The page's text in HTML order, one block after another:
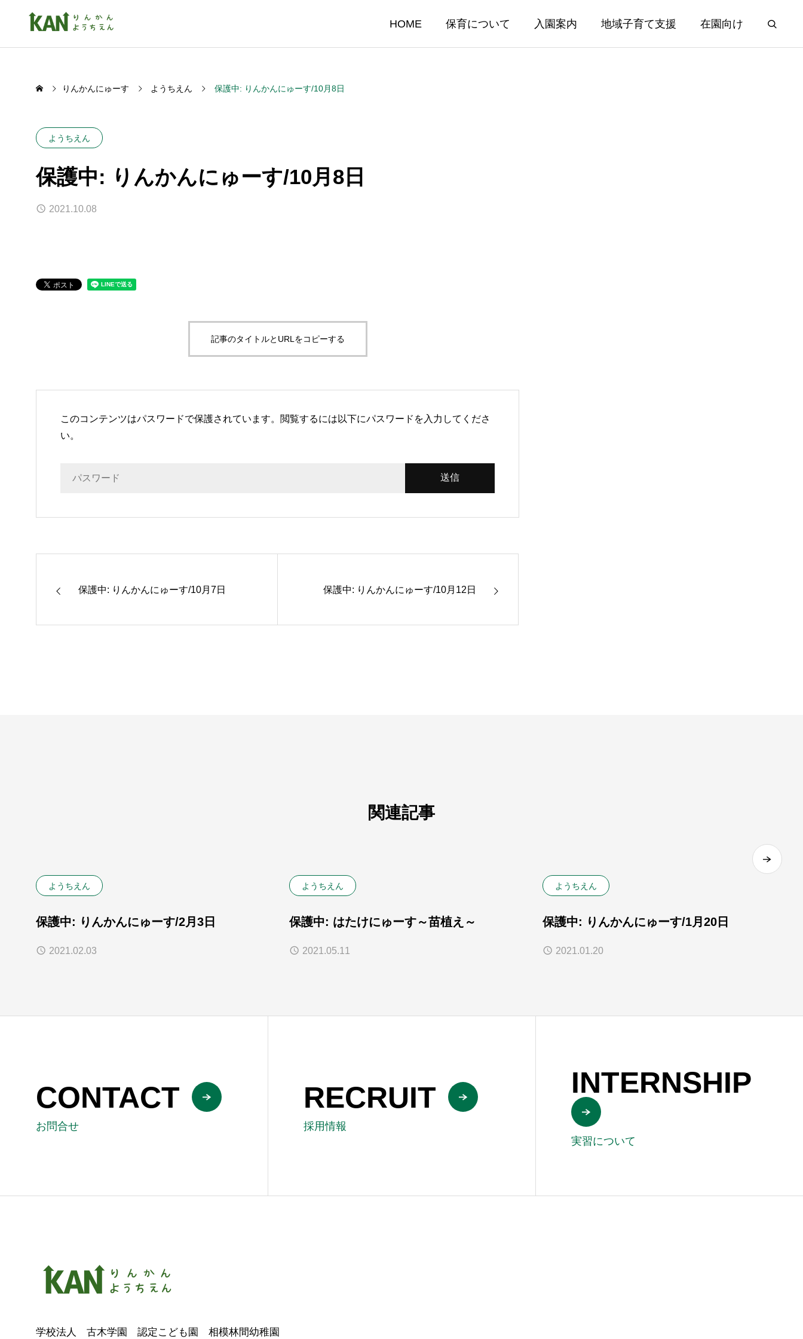
HOME 保育について 入園案内 地域子育て支援 在園向け
りんかんにゅーす ようちえん 保護中: りんかんにゅーす/10月8日
ようちえん
保護中: りんかんにゅーす/10月8日
2021.10.08
記事のタイトルとURLをコピーする
このコンテンツはパスワードで保護されています。閲覧するには以下にパスワードを入力してくださ
い。
保護中: りんかんにゅーす/10月7日 保護中: りんかんにゅーす/10月12日
関連記事
ようちえん
保護中: りんかんにゅーす/2月3日
2021.02.03
ようちえん
保護中: はたけにゅーす～苗植え～
2021.05.11
ようちえん
保護中: りんかんにゅーす/1月20日
2021.01.20
CONTACT
お問合せ
RECRUIT
採用情報
INTERNSHIP
実習について
学校法人 古木学園 認定こども園 相模林間幼稚園